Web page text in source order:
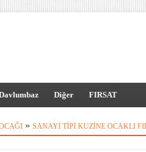
Diğer FIRSAT
» SANAYI TIPI KUZINE OCAKLI